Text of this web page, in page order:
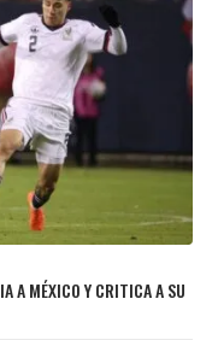
A MÉXICO Y CRITICA A SU